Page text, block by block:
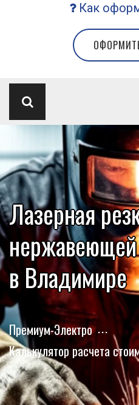
Как
Лазерная
в Владимире
Премиум-Электро
Калькулятор расчета